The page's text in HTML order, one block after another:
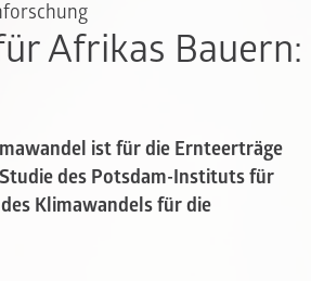
Afrikas Bauern:
ist für die Ernteerträge
des Potsdam-Instituts für
Klimawandels für die